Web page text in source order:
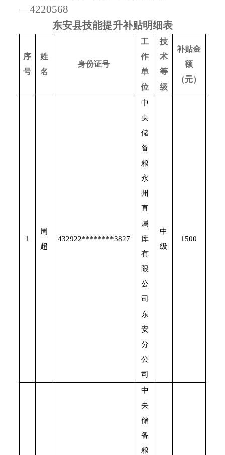
—4220568
东安县技能提升补贴明细表
序
号
姓
名
身份证号
工
作
单
位
技
术
等
级
补贴金
额
（元）
1
周
超
432922********3827
中
央
储
备
粮
永
州
直
属
库
有
限
公
司
东
安
分
公
司
中
级
1500
中
央
储
备
粮